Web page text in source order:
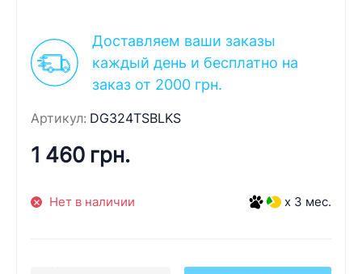
Доставляем ваши заказы
каждый день и бесплатно на
заказ от 2000 грн.
Артикул: DG324TSBLKS
1 460 грн.
Нет в наличии x 3 мес.